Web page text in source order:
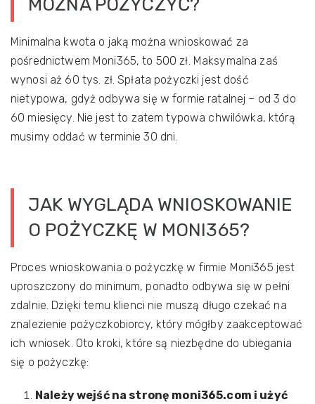
MOŻNA POŻYCZYĆ?
Minimalna kwota o jaką można wnioskować za
pośrednictwem Moni365, to 500 zł. Maksymalna zaś
wynosi aż 60 tys. zł. Spłata pożyczki jest dość
nietypowa, gdyż odbywa się w formie ratalnej – od 3 do
60 miesięcy. Nie jest to zatem typowa chwilówka, którą
musimy oddać w terminie 30 dni.
JAK WYGLĄDA WNIOSKOWANIE
O POŻYCZKĘ W MONI365?
Proces wnioskowania o pożyczkę w firmie Moni365 jest
uproszczony do minimum, ponadto odbywa się w pełni
zdalnie. Dzięki temu klienci nie muszą długo czekać na
znalezienie pożyczkobiorcy, który mógłby zaakceptować
ich wniosek. Oto kroki, które są niezbędne do ubiegania
się o pożyczkę:
Należy wejść na stronę moni365.com i użyć